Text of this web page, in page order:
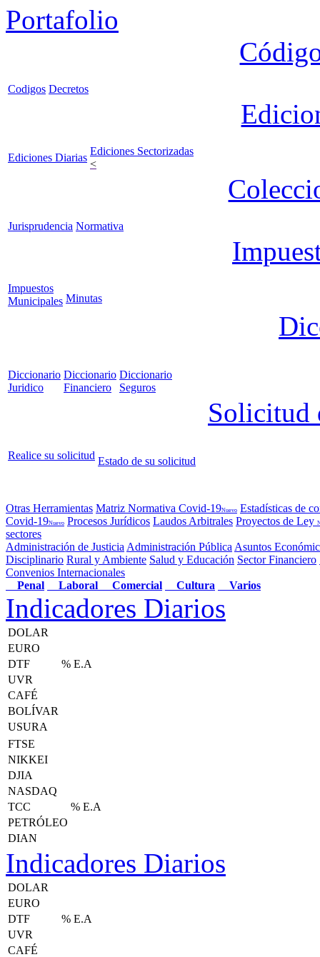
Portafolio
Codigos Decretos
Ediciones Diarias
Ediciones Sectorizadas
<
Jurisprudencia Normativa
Impuestos
Municipales Minutas
Diccionario
Juridico
Diccionario
Financiero
Diccionario
Seguros
Solicitud
Realice su solicitud Estado de su solicitud
Otras Herramientas Matriz Normativa Covid-19Nuevo Estadísticas de
Covid-19Nuevo Procesos Jurídicos Laudos Arbitrales Proyectos de Ley
sectores
Administración de Justicia Administración Pública Asuntos
Disciplinario Rural y Ambiente Salud y Educación Sector Financiero
Convenios Internacionales
Penal
Laboral Comercial Cultura Varios
Indicadores Diarios
DOLAR
EURO
DTF
% E.A
UVR
CAFÉ
BOLÍVAR
USURA
FTSE
NIKKEI
DJIA
NASDAQ
TCC
% E.A
PETRÓLEO
DIAN
Indicadores Diarios
DOLAR
EURO
DTF
% E.A
UVR
CAFÉ